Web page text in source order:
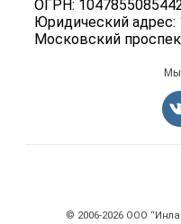
ОГРН:
Юридический адрес:
Московский
Мы
© 2006‑2026 ООО